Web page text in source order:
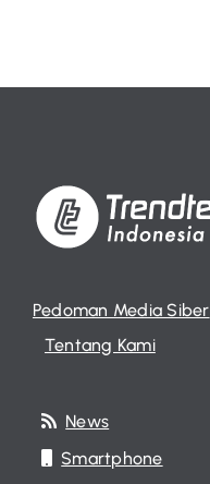
Pedoman Media Siber
Tentang Kami
News
Smartphone